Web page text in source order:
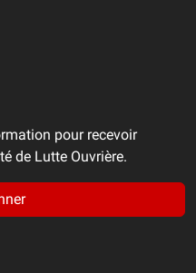
pour recevoir
de Lutte Ouvrière.